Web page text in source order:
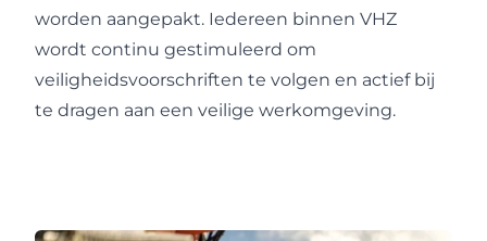
worden aangepakt. Iedereen binnen VHZ
wordt continu gestimuleerd om
veiligheidsvoorschriften te volgen en actief bij
te dragen aan een veilige werkomgeving.